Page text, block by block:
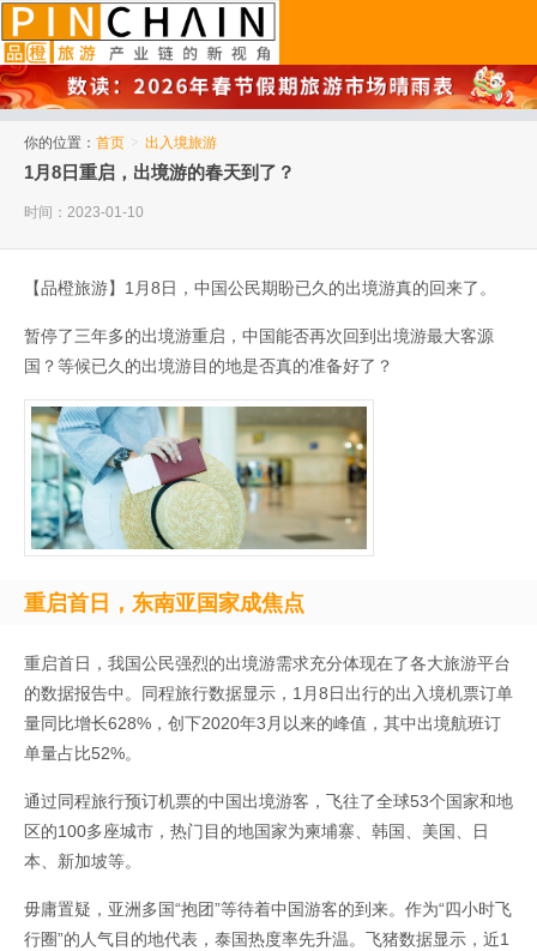
你的位置： 首页 > 出入境旅游
1月8日重启，出境游的春天到了？
时间：2023-01-10
【品橙旅游】1月8日，中国公民期盼已久的出境游真的回来了。
暂停了三年多的出境游重启，中国能否再次回到出境游最大客源
国？等候已久的出境游目的地是否真的准备好了？
重启首日，东南亚国家成焦点
重启首日，我国公民强烈的出境游需求充分体现在了各大旅游平台
的数据报告中。同程旅行数据显示，1月8日出行的出入境机票订单
量同比增长628%，创下2020年3月以来的峰值，其中出境航班订
单量占比52%。
通过同程旅行预订机票的中国出境游客，飞往了全球53个国家和地
区的100多座城市，热门目的地国家为柬埔寨、韩国、美国、日
本、新加坡等。
毋庸置疑，亚洲多国“抱团”等待着中国游客的到来。作为“四小时飞
行圈”的人气目的地代表，泰国热度率先升温。飞猪数据显示，近1